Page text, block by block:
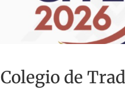
Colegio de